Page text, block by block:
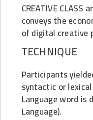
CREATIVE
conveys the
of digital creative
TECHNIQUE
Participants
syntactic or
Language word
Language).